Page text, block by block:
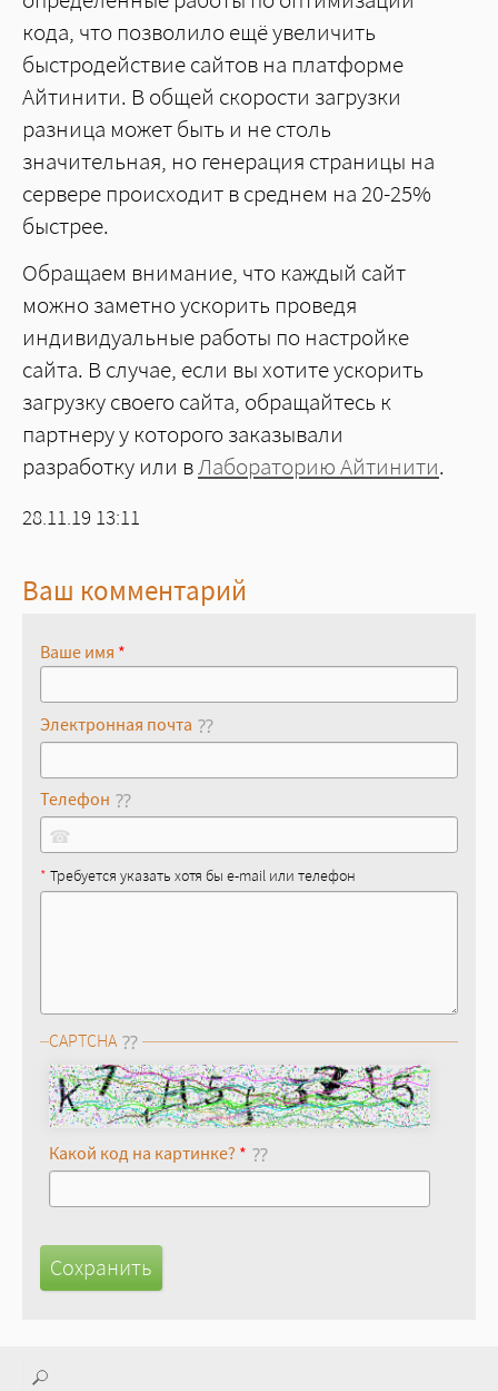
кода, что позволило ещё увеличить
быстродействие сайтов на платформе
Айтинити. В общей скорости загрузки
разница может быть и не столь
значительная, но генерация страницы на
сервере происходит в среднем на 20-25%
быстрее.
Обращаем внимание, что каждый сайт
можно заметно ускорить проведя
индивидуальные работы по настройке
сайта. В случае, если вы хотите ускорить
загрузку своего сайта, обращайтесь к
партнеру у которого заказывали
разработку или вЛабораторию Айтинити.
Создано
28.11.19 13:11
Ваш комментарий
Ваше имя *
Электронная почта
Телефон
☎
* Требуется указать хотя бы e-mail или телефон
CAPTCHA
Какой код на картинке? *
Поиск